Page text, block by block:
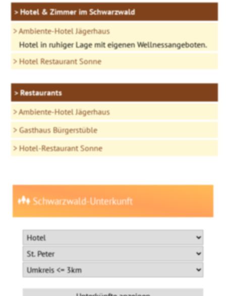
Hotel & Zimmer im Schwarzwald
Ambiente-Hotel Jägerhaus
Hotel in ruhiger Lage mit eigenen Wellnessangeboten.
Hotel Restaurant Sonne
Restaurants
Ambiente-Hotel Jägerhaus
Gasthaus Bürgerstüble
Hotel-Restaurant Sonne
Schwarzwald-Unterkunft